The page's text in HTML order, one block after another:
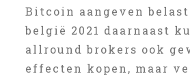
Bitcoin aangeven
belgië 2021 daarnaast
allround brokers ook
effecten kopen, maar